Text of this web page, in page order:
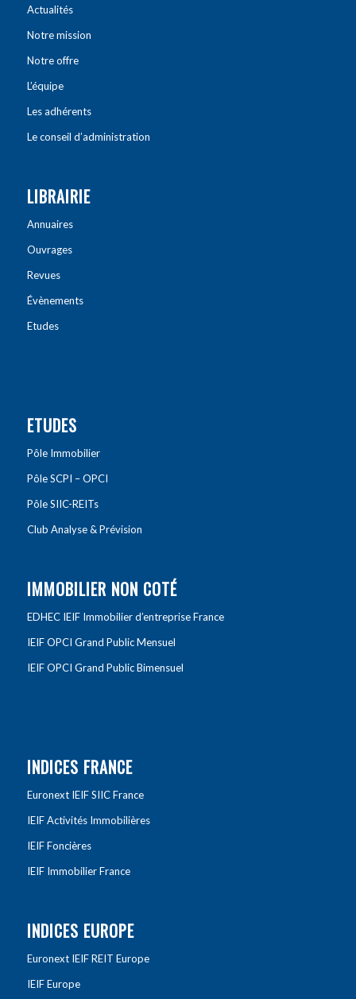
Actualités
Notre mission
Notre offre
L’équipe
Les adhérents
Le conseil d’administration
LIBRAIRIE
Annuaires
Ouvrages
Revues
Évènements
Etudes
ETUDES
Pôle Immobilier
Pôle SCPI – OPCI
Pôle SIIC-REITs
Club Analyse & Prévision
IMMOBILIER NON COTÉ
EDHEC IEIF Immobilier d’entreprise France
IEIF OPCI Grand Public Mensuel
IEIF OPCI Grand Public Bimensuel
INDICES FRANCE
Euronext IEIF SIIC France
IEIF Activités Immobilières
IEIF Foncières
IEIF Immobilier France
INDICES EUROPE
Euronext IEIF REIT Europe
IEIF Europe